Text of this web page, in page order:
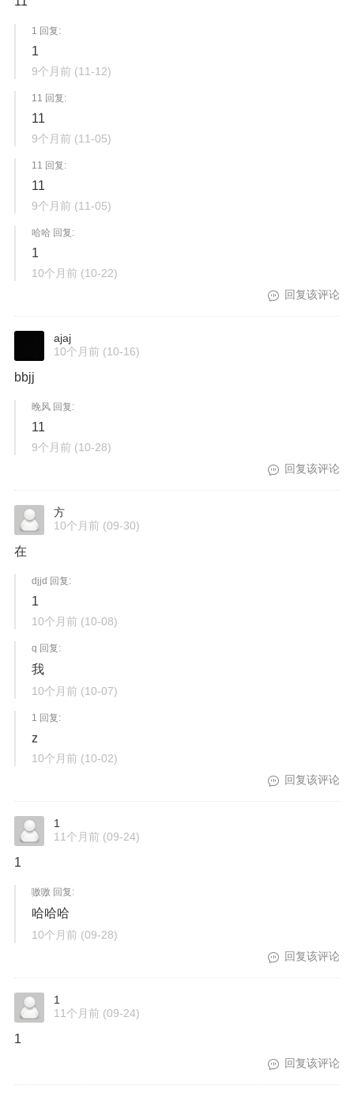
1 回复:
1
9个月前 (11-12)
11 回复:
11
9个月前 (11-05)
11 回复:
11
9个月前 (11-05)
哈哈 回复:
1
10个月前 (10-22)
回复该评论
ajaj
10个月前 (10-16)
bbjj
晚风 回复:
11
9个月前 (10-28)
回复该评论
方
10个月前 (09-30)
在
djjd 回复:
1
10个月前 (10-08)
q 回复:
我
10个月前 (10-07)
1 回复:
z
10个月前 (10-02)
回复该评论
1
11个月前 (09-24)
1
嗷嗷 回复:
哈哈哈
10个月前 (09-28)
回复该评论
1
11个月前 (09-24)
1
回复该评论